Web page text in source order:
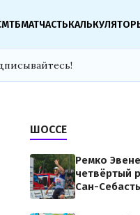
МТБМАТЧАСТЬ
ШОССЕ
Ремко
четвёртый
Сан-